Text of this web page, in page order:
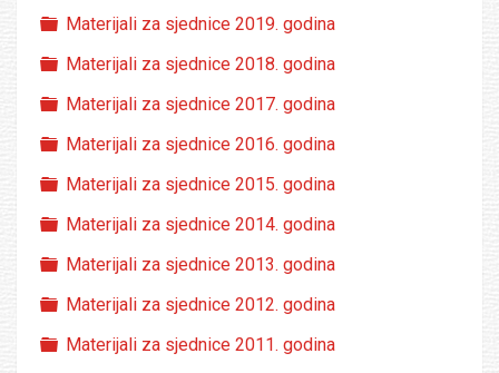
Folder
Materijali za sjednice 2019. godina
Folder
Materijali za sjednice 2018. godina
Folder
Materijali za sjednice 2017. godina
Folder
Materijali za sjednice 2016. godina
Folder
Materijali za sjednice 2015. godina
Folder
Materijali za sjednice 2014. godina
Folder
Materijali za sjednice 2013. godina
Folder
Materijali za sjednice 2012. godina
Folder
Materijali za sjednice 2011. godina